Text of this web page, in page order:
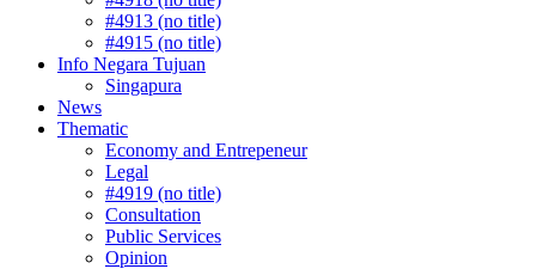
#4913 (no title)
#4915 (no title)
Info Negara Tujuan
Singapura
News
Thematic
Economy and Entrepeneur
Legal
#4919 (no title)
Consultation
Public Services
Opinion